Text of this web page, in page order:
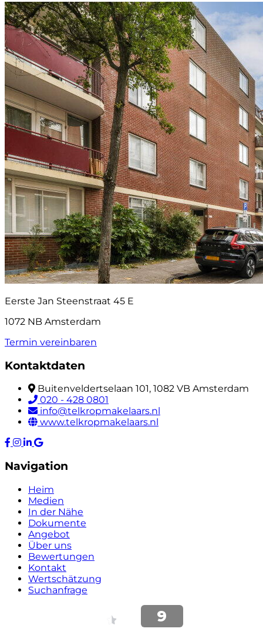
Eerste Jan Steenstraat 45 E
1072 NB Amsterdam
Termin vereinbaren
Kontaktdaten
Buitenveldertselaan 101, 1082 VB Amsterdam
020 - 428 0801
info@telkropmakelaars.nl
www.telkropmakelaars.nl
Navigation
Heim
Medien
In der Nähe
Dokumente
Angebot
Über uns
Bewertungen
Kontakt
Wertschätzung
Suchanfrage